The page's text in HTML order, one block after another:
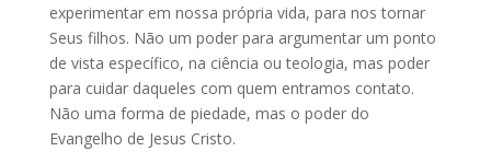
experimentar em nossa própria vida, para nos tornar
Seus filhos. Não um poder para argumentar um ponto
de vista específico, na ciência ou teologia, mas poder
para cuidar daqueles com quem entramos contato.
Não uma forma de piedade, mas o poder do
Evangelho de Jesus Cristo.